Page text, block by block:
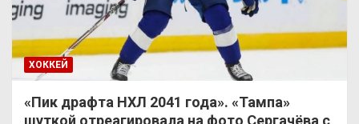
ХОККЕЙ
«Пик драфта НХЛ 2041 года». «Тампа»
шуткой отреагировала на фото Сергачёва с